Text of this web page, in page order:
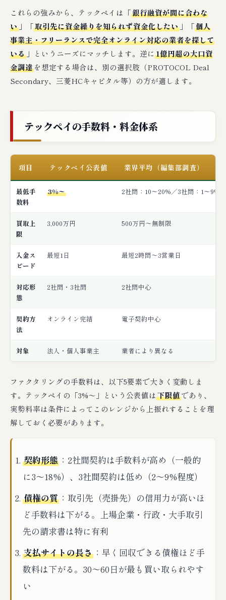
これらの強みから、テックペイは「銀行融資が間に合わな
い 」「取引先に資金繰りを知られず資金化したい 」「個人
事業主・フリーランスで完全オンライン対応の業者を探して
いる 」というニーズにマッチします。逆に 1億円超の大口資
金調達を想定する場合は、別の選択肢（PROTOCOL Deal
Secondary、三菱HCキャピタル等）の方が適します。
テックペイの手数料・料金体系
項目 テックペイ公表値 業界平均（編集部調査）
最低手
数料
3%〜 2社間：10〜20%／3社間：1〜9%
買取上
限
3,000万円 500万円〜無制限
入金ス
ピード
最短1日 最短2時間〜3営業日
対応形
態
2社間・3社間 2社間中心
契約方
法
オンライン完結 電子契約中心
対象 法人・個人事業主 業者により異なる
ファクタリングの手数料は、以下5要素で大きく変動しま
す。テックペイの「3%〜」という公表値は下限値であり、
実勢料率は条件によってこのレンジから上振れすることを理
解しておく必要があります。
契約形態 ：2社間契約は手数料が高め（一般的
に3〜18%）、3社間契約は低め（2〜9%程度）
債権の質 ：取引先（売掛先）の信用力が高いほ
ど手数料は下がる。上場企業・行政・大手取引
先の請求書は特に有利
支払サイトの長さ ：早く回収できる債権ほど手
数料は下がる。30〜60日が最も買い取られやす
い